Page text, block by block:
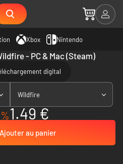
Xbox Nintendo
- PC & Mac (Steam)
digital
Wildfire
1.49 €
au panier